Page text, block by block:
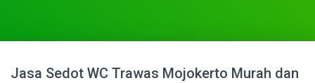
I
Jasa Sedot WC Trawas Mojokerto Murah dan